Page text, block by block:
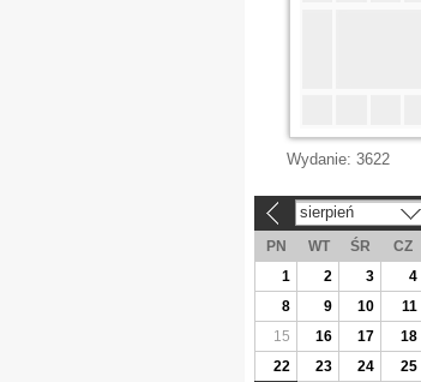
Wydanie: 3622
sierpień
PN WT ŚR CZ
1
2 3 4
8
9 10 11
15
16 17 18
22
23 24 25